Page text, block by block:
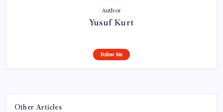
Author
Yusuf Kurt
Follow Me
Other Articles